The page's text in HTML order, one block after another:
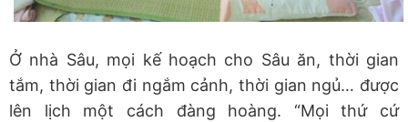
Ở nhà Sâu, mọi kế hoạch cho Sâu ăn, thời gian
tắm, thời gian đi ngắm cảnh, thời gian ngủ… được
lên lịch một cách đàng hoàng. “Mọi thứ cứ